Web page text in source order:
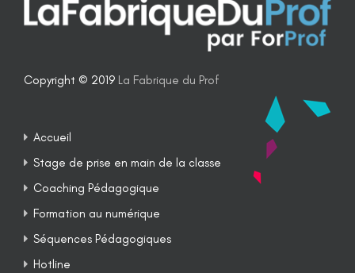
Copyright © 2019 La Fabrique du Prof
Accueil
Stage de prise en main de la classe
Coaching Pédagogique
Formation au numérique
Séquences Pédagogiques
Hotline